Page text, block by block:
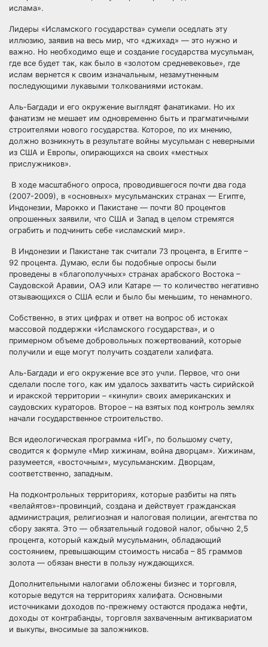
ислама».
Лидеры «Исламского государства» сумели оседлать эту
иллюзию, заявив на весь мир, что «джихад» — это нужно и
важно. Но необходимо еще и создание государства мусульман,
где все будет так, как было в «золотом средневековье», где
ислам вернется к своим изначальным, незамутненным
последующими лукавыми толкованиями истокам.
Аль-Багдади и его окружение выглядят фанатиками. Но их
фанатизм не мешает им одновременно быть и прагматичными
строителями нового государства. Которое, по их мнению,
должно возникнуть в результате войны мусульман с неверными
из США и Европы, опирающихся на своих «местных
прислужников».
В ходе масштабного опроса, проводившегося почти два года
(2007-2009), в «основных» мусульманских странах — Египте,
Индонезии, Марокко и Пакистане — почти 80 процентов
опрошенных заявили, что США и Запад в целом стремятся
ограбить и подчинить себе «исламский мир».
В Индонезии и Пакистане так считали 73 процента, в Египте –
92 процента. Думаю, если бы подобные опросы были
проведены в «благополучных» странах арабского Востока –
Саудовской Аравии, ОАЭ или Катаре — то количество негативно
отзывающихся о США если и было бы меньшим, то ненамного.
Собственно, в этих цифрах и ответ на вопрос об истоках
массовой поддержки «Исламского государства», и о
примерном объеме добровольных пожертвований, которые
получили и еще могут получить создатели халифата.
Аль-Багдади и его окружение все это учли. Первое, что они
сделали после того, как им удалось захватить часть сирийской
и иракской территории – «кинули» своих американских и
саудовских кураторов. Второе – на взятых под контроль землях
начали государственное строительство.
Вся идеологическая программа «ИГ», по большому счету,
сводится к формуле «Мир хижинам, война дворцам». Хижинам,
разумеется, «восточным», мусульманским. Дворцам,
соответственно, западным.
На подконтрольных территориях, которые разбиты на пять
«велайятов»-провинций, создана и действует гражданская
администрация, религиозная и налоговая полиции, агентства по
сбору закята. Это — обязательный годовой налог, обычно 2,5
процента, который каждый мусульманин, обладающий
состоянием, превышающим стоимость нисаба – 85 граммов
золота — обязан внести в пользу нуждающихся.
Дополнительными налогами обложены бизнес и торговля,
которые ведутся на территориях халифата. Основными
источниками доходов по-прежнему остаются продажа нефти,
доходы от контрабанды, торговля захваченным антиквариатом
и выкупы, вносимые за заложников.